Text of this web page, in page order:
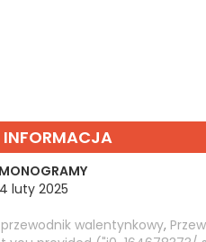
INFORMACJA
luty 2025
przewodnik walentynkowy,